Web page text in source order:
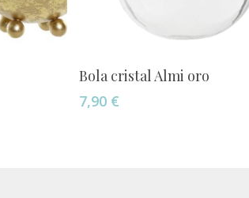
Añadir Al Carrito
Bola cristal Almi oro
7,90 €